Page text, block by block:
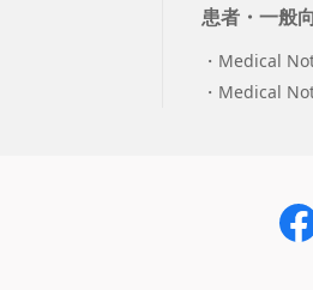
患者・一般
Medical
Medical